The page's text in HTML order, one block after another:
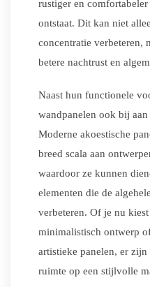
rustiger en
ontstaat. Dit kan niet
concentratie verbeteren,
betere nachtrust en
Naast hun functionele
wandpanelen ook bij
Moderne akoestische
breed scala aan
waardoor ze kunnen
elementen die de
verbeteren. Of je nu
minimalistisch ontwerp
artistieke panelen, er
ruimte op een stijlvolle